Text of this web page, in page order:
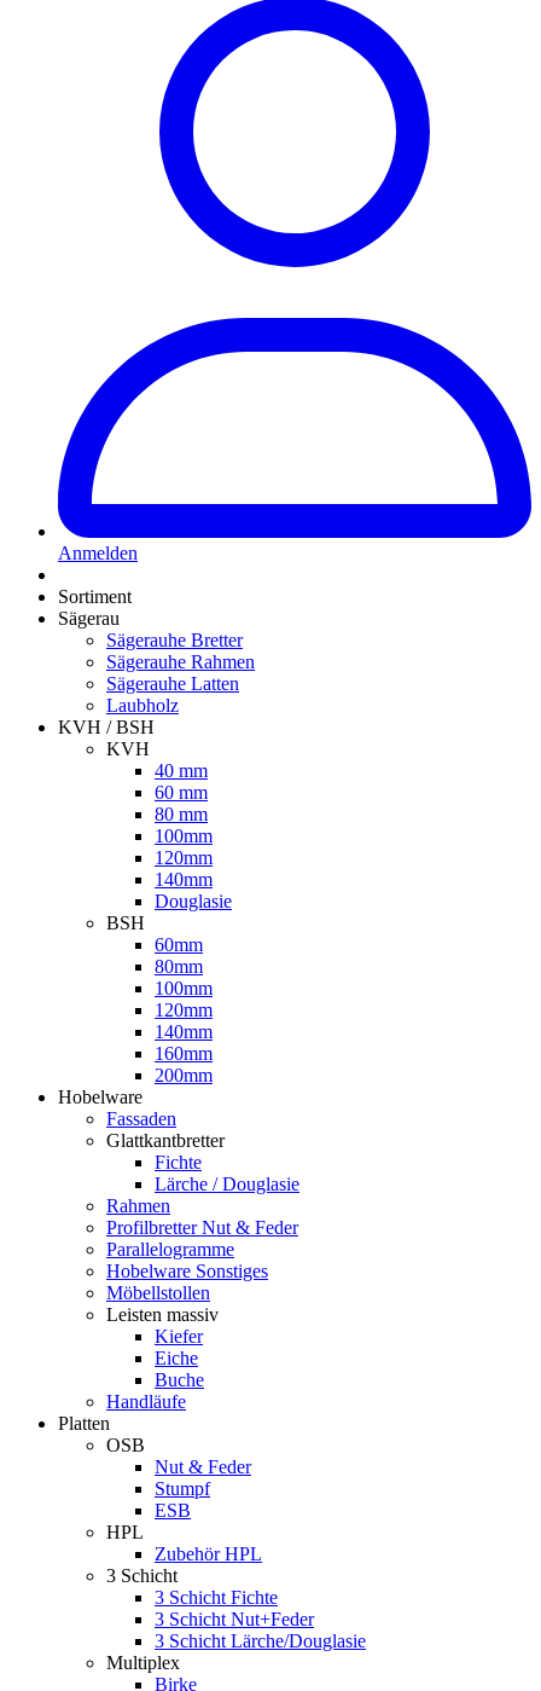
Anmelden
Sortiment
Sägerau
Sägerauhe Bretter
Sägerauhe Rahmen
Sägerauhe Latten
Laubholz
KVH / BSH
KVH
40 mm
60 mm
80 mm
100mm
120mm
140mm
Douglasie
BSH
60mm
80mm
100mm
120mm
140mm
160mm
200mm
Hobelware
Fassaden
Glattkantbretter
Fichte
Lärche / Douglasie
Rahmen
Profilbretter Nut & Feder
Parallelogramme
Hobelware Sonstiges
Möbellstollen
Leisten massiv
Kiefer
Eiche
Buche
Handläufe
Platten
OSB
Nut & Feder
Stumpf
ESB
HPL
Zubehör HPL
3 Schicht
3 Schicht Fichte
3 Schicht Nut+Feder
3 Schicht Lärche/Douglasie
Multiplex
Birke